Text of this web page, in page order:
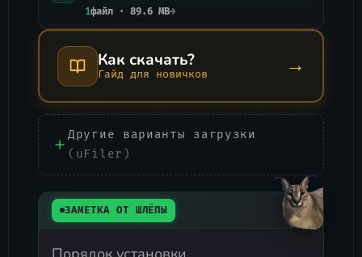
1файл · 89.6 MB→
Как скачать?
Гайд для новичков →
Другие варианты загрузки
(uFiler)
ЗАМЕТКА ОТ ШЛЁПЫ